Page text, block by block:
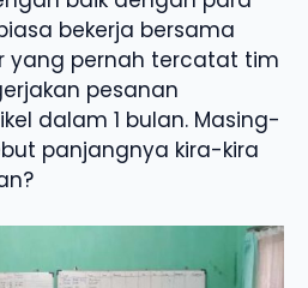
bekerja bersama
yang pernah tercatat tim
pesanan
dalam 1 bulan. Masing-
panjangnya kira-kira